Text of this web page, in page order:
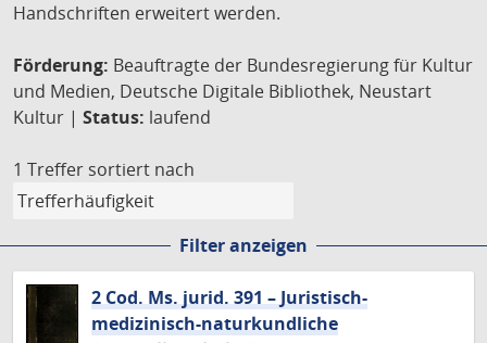
Handschriften erweitert werden.
Förderung: Beauftragte der Bundesregierung für Kultur
und Medien, Deutsche Digitale Bibliothek, Neustart
Kultur | Status: laufend
1 Treffer sortiert nach
Filter anzeigen
2 Cod. Ms. jurid. 391 – Juristisch-
medizinisch-naturkundliche